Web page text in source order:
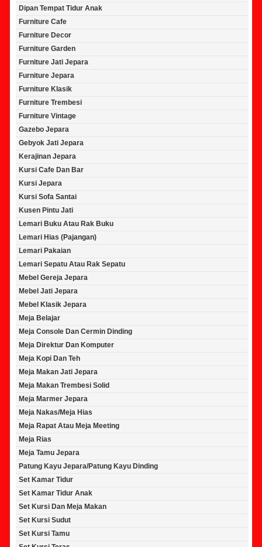
Dipan Tempat Tidur Anak
Furniture Cafe
Furniture Decor
Furniture Garden
Furniture Jati Jepara
Furniture Jepara
Furniture Klasik
Furniture Trembesi
Furniture Vintage
Gazebo Jepara
Gebyok Jati Jepara
Kerajinan Jepara
Kursi Cafe Dan Bar
Kursi Jepara
Kursi Sofa Santai
Kusen Pintu Jati
Lemari Buku Atau Rak Buku
Lemari Hias (Pajangan)
Lemari Pakaian
Lemari Sepatu Atau Rak Sepatu
Mebel Gereja Jepara
Mebel Jati Jepara
Mebel Klasik Jepara
Meja Belajar
Meja Console Dan Cermin Dinding
Meja Direktur Dan Komputer
Meja Kopi Dan Teh
Meja Makan Jati Jepara
Meja Makan Trembesi Solid
Meja Marmer Jepara
Meja Nakas/Meja Hias
Meja Rapat Atau Meja Meeting
Meja Rias
Meja Tamu Jepara
Patung Kayu Jepara/Patung Kayu Dinding
Set Kamar Tidur
Set Kamar Tidur Anak
Set Kursi Dan Meja Makan
Set Kursi Sudut
Set Kursi Tamu